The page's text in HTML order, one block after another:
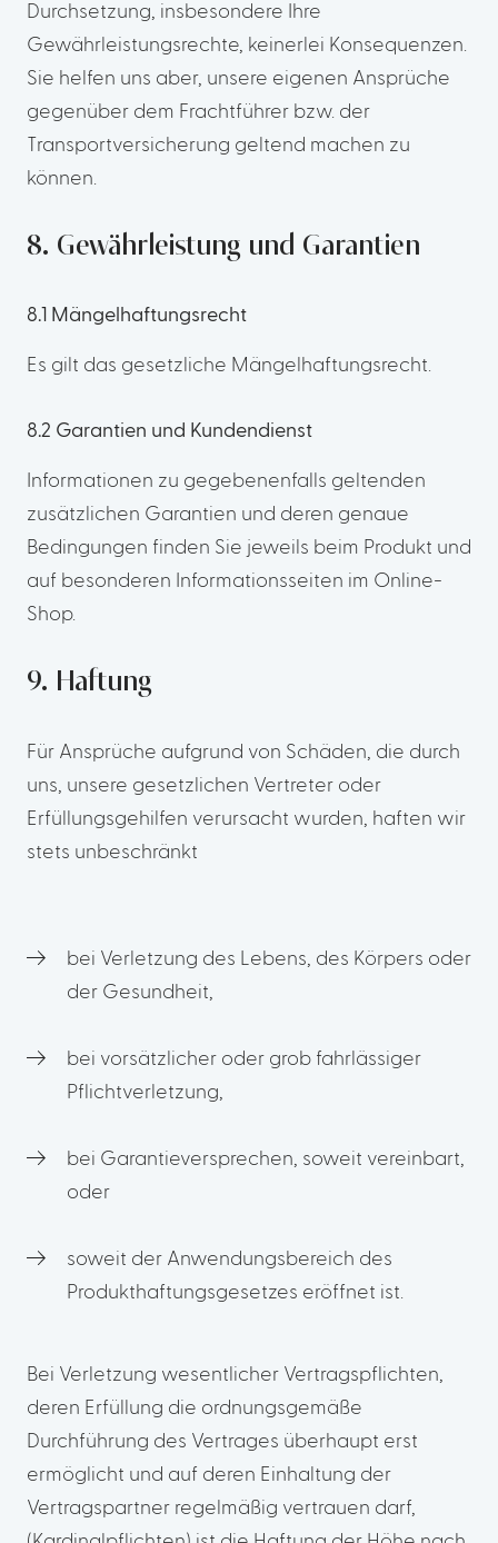
Durchsetzung, insbesondere Ihre
Gewährleistungsrechte, keinerlei Konsequenzen.
Sie helfen uns aber, unsere eigenen Ansprüche
gegenüber dem Frachtführer bzw. der
Transportversicherung geltend machen zu
können.
8. Gewährleistung und Garantien
8.1 Mängelhaftungsrecht
Es gilt das gesetzliche Mängelhaftungsrecht.
8.2 Garantien und Kundendienst
Informationen zu gegebenenfalls geltenden
zusätzlichen Garantien und deren genaue
Bedingungen finden Sie jeweils beim Produkt und
auf besonderen Informationsseiten im Online-
Shop.
9. Haftung
Für Ansprüche aufgrund von Schäden, die durch
uns, unsere gesetzlichen Vertreter oder
Erfüllungsgehilfen verursacht wurden, haften wir
stets unbeschränkt
bei Verletzung des Lebens, des Körpers oder
der Gesundheit,
bei vorsätzlicher oder grob fahrlässiger
Pflichtverletzung,
bei Garantieversprechen, soweit vereinbart,
oder
soweit der Anwendungsbereich des
Produkthaftungsgesetzes eröffnet ist.
Bei Verletzung wesentlicher Vertragspflichten,
deren Erfüllung die ordnungsgemäße
Durchführung des Vertrages überhaupt erst
ermöglicht und auf deren Einhaltung der
Vertragspartner regelmäßig vertrauen darf,